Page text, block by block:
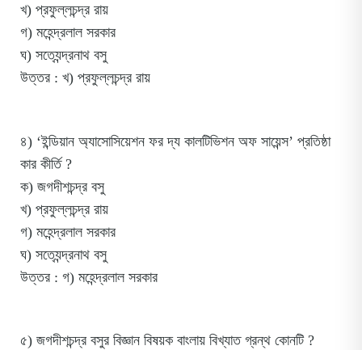
খ) প্রফুল্লচন্দ্র রায়
গ) মহেন্দ্রলাল সরকার
ঘ) সত্যেন্দ্রনাথ বসু
উত্তর : খ) প্রফুল্লচন্দ্র রায়
৪) ‘ইন্ডিয়ান অ্যাসোসিয়েশন ফর দ্য কালটিভিশন অফ সায়েন্স’ প্রতিষ্ঠা
কার কীর্তি ?
ক) জগদীশচন্দ্র বসু
খ) প্রফুল্লচন্দ্র রায়
গ) মহেন্দ্রলাল সরকার
ঘ) সত্যেন্দ্রনাথ বসু
উত্তর : গ) মহেন্দ্রলাল সরকার
৫) জগদীশচন্দ্র বসুর বিজ্ঞান বিষয়ক বাংলায় বিখ্যাত গ্রন্থ কোনটি ?